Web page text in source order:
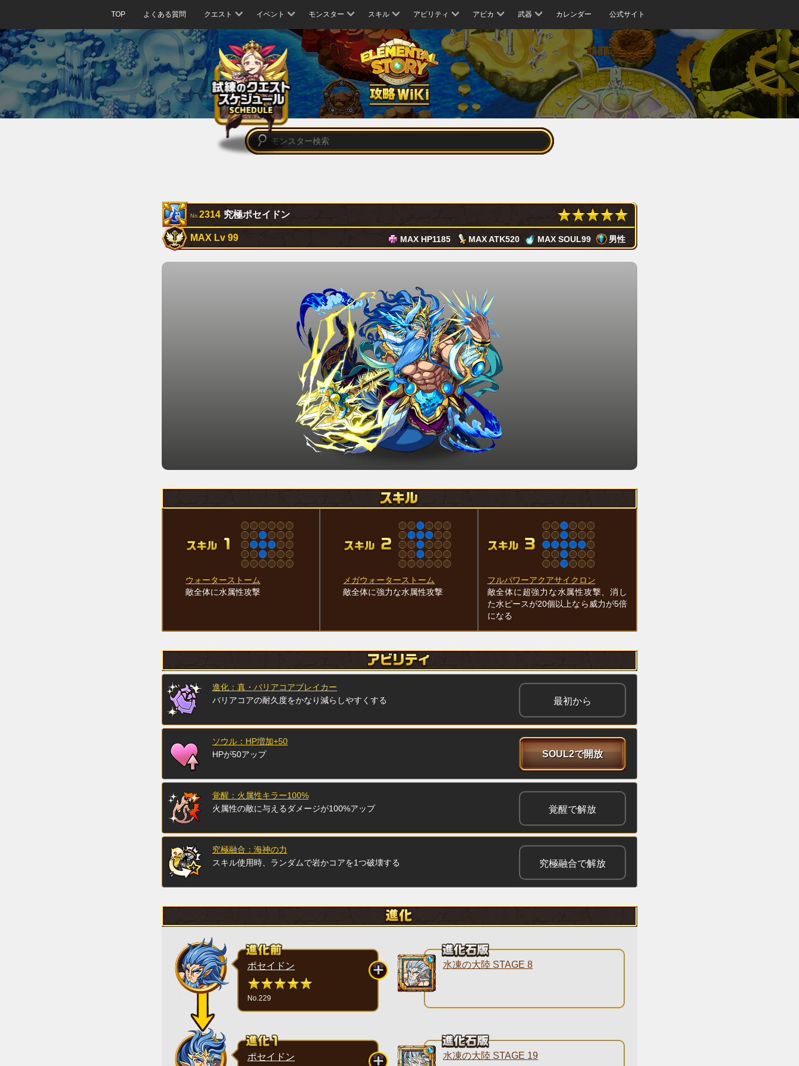
TOP よくある質問 クエスト イベント モンスター スキル アビリティ アビカ 武器 カレンダー 公式サイト
No.2314 究極ポセイドン
MAX Lv 99 MAX HP1185 MAX ATK520 MAX SOUL99 男性
ウォーターストーム
敵全体に水属性攻撃
メガウォーターストーム
敵全体に強力な水属性攻撃
フルパワーアクアサイクロン
敵全体に超強力な水属性攻撃、消し
た水ピースが20個以上なら威力が5倍
になる
進化：真・バリアコアブレイカー
バリアコアの耐久度をかなり減らしやすくする
最初から
ソウル：HP増加+50
HPが50アップ
SOUL2で開放
覚醒：火属性キラー100%
火属性の敵に与えるダメージが100%アップ
覚醒で解放
究極融合：海神の力
スキル使用時、ランダムで岩かコアを1つ破壊する
究極融合で解放
ポセイドン
No.229
水凍の大陸 STAGE 8
ポセイドン 水凍の大陸 STAGE 19